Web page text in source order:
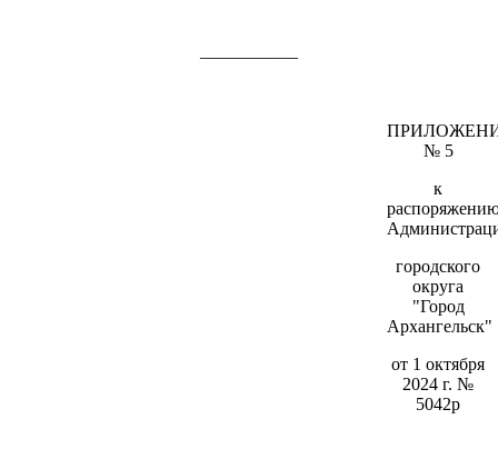
№ 5
к
городского
округа
"Город
Архангельск"
от 1 октября
2024 г. №
5042р